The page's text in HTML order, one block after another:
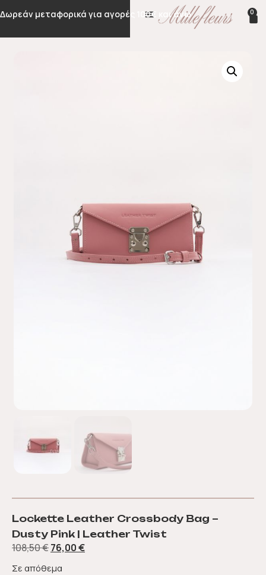
Δωρεάν μεταφορικά για αγορές 100€ και άνω 0
Lockette Leather Crossbody Bag –
Dusty Pink | Leather Twist
108,50€76,00€
Σε απόθεμα